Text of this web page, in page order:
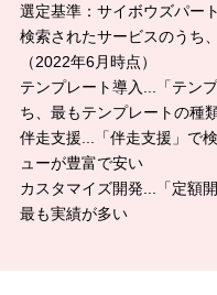
選定基準：サイボウズパー
検索されたサービスのうち
（2022年6月時点）
テンプレート導入...「テン
ち、最もテンプレートの種
伴走支援...「伴走支援」で
ューが豊富で安い
カスタマイズ開発...「定額
最も実績が多い